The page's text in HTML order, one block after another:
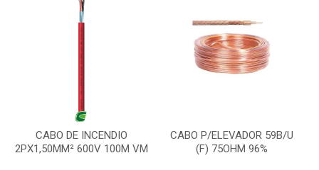
CABO DE INCENDIO
2PX1,50MM² 600V 100M VM
CABO P/ELEVADOR 59B/U
(F) 75OHM 96%